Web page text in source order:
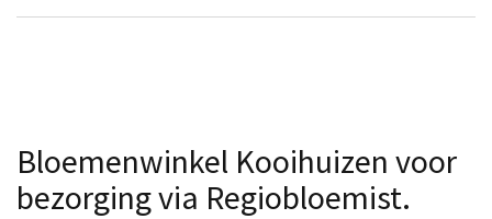
Bloemenwinkel Kooihuizen voor
bezorging via Regiobloemist.